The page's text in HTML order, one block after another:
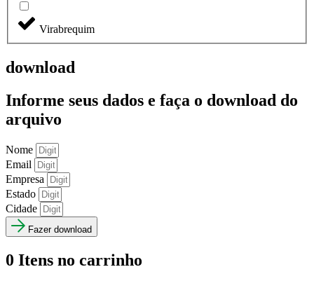
Virabrequim
download
Informe seus dados e faça o download do
arquivo
Nome
Email
Empresa
Estado
Cidade
Fazer download
0 Itens no carrinho